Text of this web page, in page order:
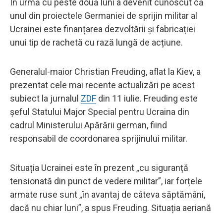
unul din proiectele Germaniei de sprijin militar al
Ucrainei este finanțarea dezvoltării și fabricației
unui tip de rachetă cu rază lungă de acțiune.
Generalul-maior Christian Freuding, aflat la Kiev, a
prezentat cele mai recente actualizări pe acest
subiect la jurnalul ZDF din 11 iulie. Freuding este
șeful Statului Major Special pentru Ucraina din
cadrul Ministerului Apărării german, fiind
responsabil de coordonarea sprijinului militar.
Situația Ucrainei este în prezent „cu siguranță
tensionată din punct de vedere militar”, iar forțele
armate ruse sunt „în avantaj de câteva săptămâni,
dacă nu chiar luni”, a spus Freuding. Situația aeriană